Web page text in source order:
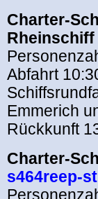
Charter-
Rheinschiff
Abfahrt
Emmerich
Rückkunft
Charter-
s464reep-